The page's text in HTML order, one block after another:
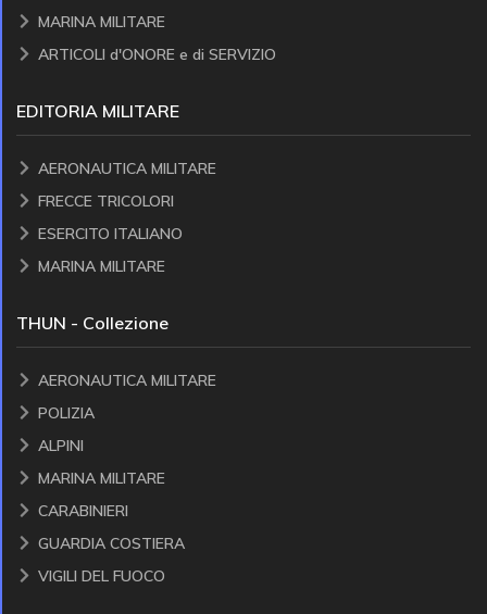
MARINA MILITARE
ARTICOLI d'ONORE e di SERVIZIO
EDITORIA MILITARE
AERONAUTICA MILITARE
FRECCE TRICOLORI
ESERCITO ITALIANO
MARINA MILITARE
THUN - Collezione
AERONAUTICA MILITARE
POLIZIA
ALPINI
MARINA MILITARE
CARABINIERI
GUARDIA COSTIERA
VIGILI DEL FUOCO